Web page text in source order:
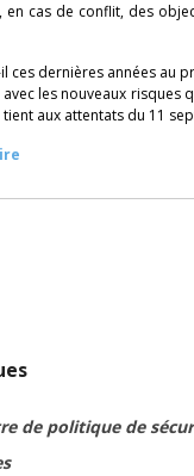
en cas de conflit, des
ces dernières années au
les nouveaux risques
aux attentats du 11
de politique de